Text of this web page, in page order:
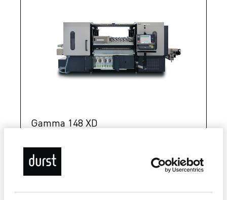
Gamma 148 XD
Uptime 97-100%
Über 10 Millionen m²/Jahr ohne Druckkopfwechsel